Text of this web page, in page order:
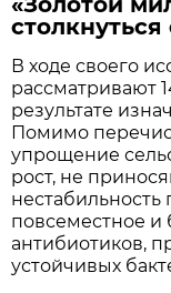
столкнуться
В ходе своего
рассматривают
результате
Помимо
упрощение
рост, не
нестабильность
повсеместное и
антибиотиков,
устойчивых